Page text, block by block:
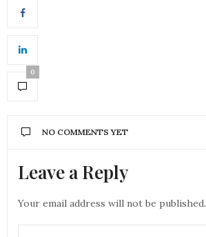
0
NO COMMENTS YET
Leave a Reply
Your email address will not be published.